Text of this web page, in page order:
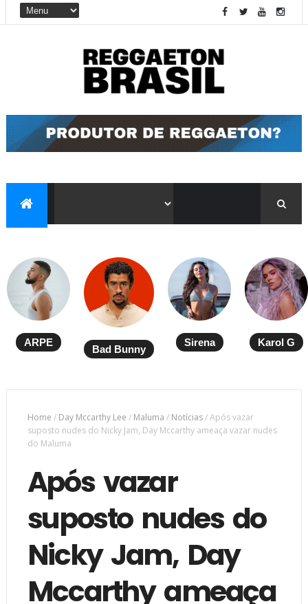
ARPE
Bad Bunny
Sirena Karol G
Home / Day Mccarthy Lee / Maluma / Notícias/Após vazar
suposto nudes do Nicky Jam, Day Mccarthy ameaça vazar nudes
do Maluma
Após vazar
suposto nudes do
Nicky Jam, Day
Mccarthy ameaça